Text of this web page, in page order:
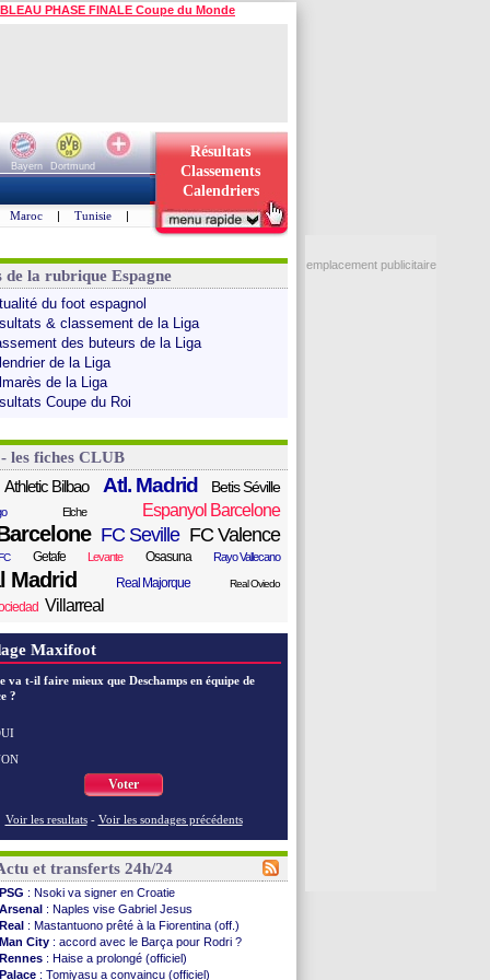
PHASE FINALE Coupe du Monde
Bayern
Dortmund
Résultats
Classements
Calendriers
Maroc | Tunisie |
de la rubrique Espagne
du foot espagnol
& classement de la Liga
des buteurs de la Liga
de la Liga
de la Liga
Coupe du Roi
les fiches CLUB
Athletic Bilbao Atl. Madrid Betis Séville
Elche Espanyol Barcelone
FC Seville FC Valence
Getafe Levante Osasuna Rayo Vallecano
Madrid Real Majorque Real Oviedo
Villarreal
Maxifoot
va t-il faire mieux que Deschamps en équipe de
?
Voter
Voir les resultats - Voir les sondages précédents
et transferts 24h/24
PSG : Nsoki va signer en Croatie
Arsenal : Naples vise Gabriel Jesus
Real : Mastantuono prêté à la Fiorentina (off.)
Man City : accord avec le Barça pour Rodri ?
Rennes : Haise a prolongé (officiel)
Palace : Tomiyasu a convaincu (officiel)
emplacement publicitaire